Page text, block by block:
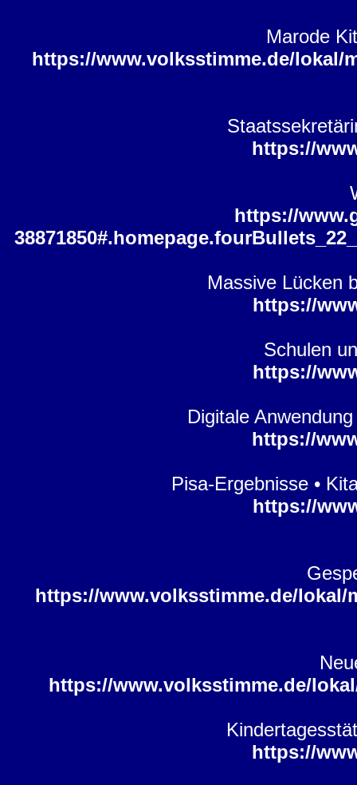
Marode
https://www.volksstimme.de/lokal/
https://
https://
Massive Lücken
https://
Schulen
https://
Digitale
https://
Pisa-Ergebnisse •
https://
https://www.volksstimme.de/lokal/
https://www.volksstimme.de/
https://